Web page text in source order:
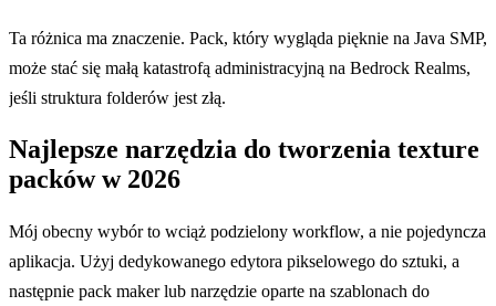
Ta różnica ma znaczenie. Pack, który wygląda pięknie na Java SMP,
może stać się małą katastrofą administracyjną na Bedrock Realms,
jeśli struktura folderów jest złą.
Najlepsze narzędzia do tworzenia texture
packów w 2026
Mój obecny wybór to wciąż podzielony workflow, a nie pojedyncza
aplikacja. Użyj dedykowanego edytora pikselowego do sztuki, a
następnie pack maker lub narzędzie oparte na szablonach do